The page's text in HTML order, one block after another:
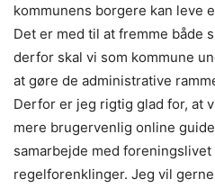
kommunens borgere kan leve
Det er med til at fremme både
derfor skal vi som kommune
at gøre de administrative
Derfor er jeg rigtig glad for, at
mere brugervenlig online
samarbejde med
regelforenklinger. Jeg vil